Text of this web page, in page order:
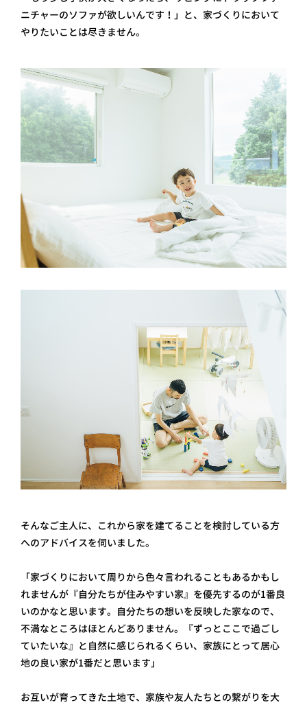
ニチャーのソファが欲しいんです！」と、家づくりにおいて
やりたいことは尽きません。
そんなご主人に、これから家を建てることを検討している方
へのアドバイスを伺いました。
「家づくりにおいて周りから色々言われることもあるかもし
れませんが『自分たちが住みやすい家』を優先するのが1番良
いのかなと思います。自分たちの想いを反映した家なので、
不満なところはほとんどありません。『ずっとここで過ごし
ていたいな』と自然に感じられるくらい、家族にとって居心
地の良い家が1番だと思います」
お互いが育ってきた土地で、家族や友人たちとの繋がりを大